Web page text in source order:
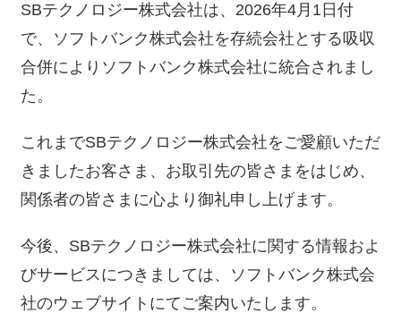
SBテクノロジー株式会社は、2026年4月1日付
で、ソフトバンク株式会社を存続会社とする吸収
合併によりソフトバンク株式会社に統合されまし
た。
これまでSBテクノロジー株式会社をご愛顧いただ
きましたお客さま、お取引先の皆さまをはじめ、
関係者の皆さまに心より御礼申し上げます。
今後、SBテクノロジー株式会社に関する情報およ
びサービスにつきましては、ソフトバンク株式会
社のウェブサイトにてご案内いたします。